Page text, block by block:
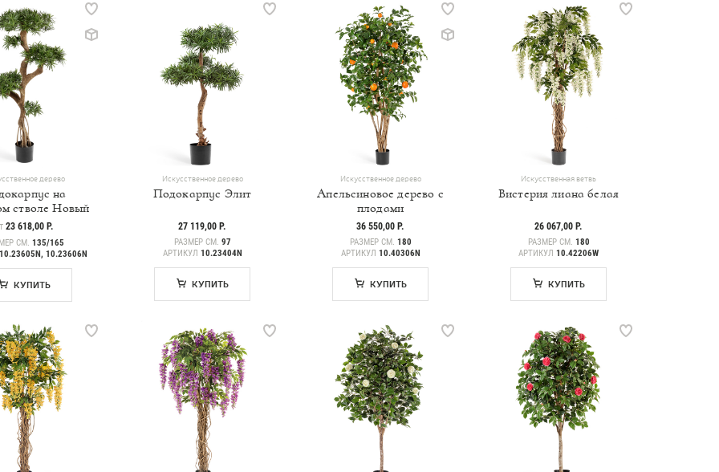
дерево
на
стволе Новый
23 618,00 Р.
СМ. 135/165
10.23605N, 10.23606N
КУПИТЬ
Искусственное дерево
Подокарпус Элит
27 119,00 Р.
РАЗМЕР СМ. 97
АРТИКУЛ 10.23404N
КУПИТЬ
Искусственное дерево
Апельсиновое дерево с
плодами
36 550,00 Р.
РАЗМЕР СМ. 180
АРТИКУЛ 10.40306N
КУПИТЬ
Искусственная ветвь
Вистерия лиана белая
26 067,00 Р.
РАЗМЕР СМ. 180
АРТИКУЛ 10.42206W
КУПИТЬ